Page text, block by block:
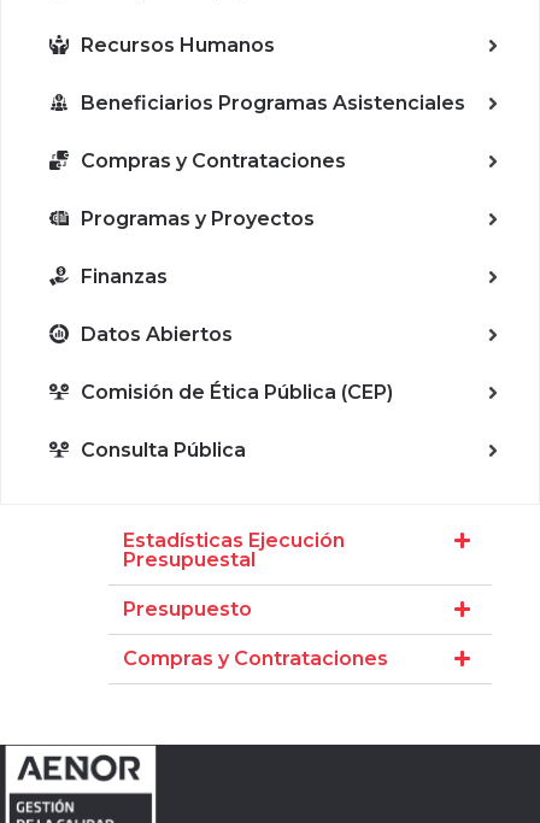
Recursos Humanos
Beneficiarios Programas Asistenciales
Compras y Contrataciones
Programas y Proyectos
Finanzas
Datos Abiertos
Comisión de Ética Pública (CEP)
Consulta Pública
Estadísticas Ejecución
Presupuestal
Presupuesto
Compras y Contrataciones